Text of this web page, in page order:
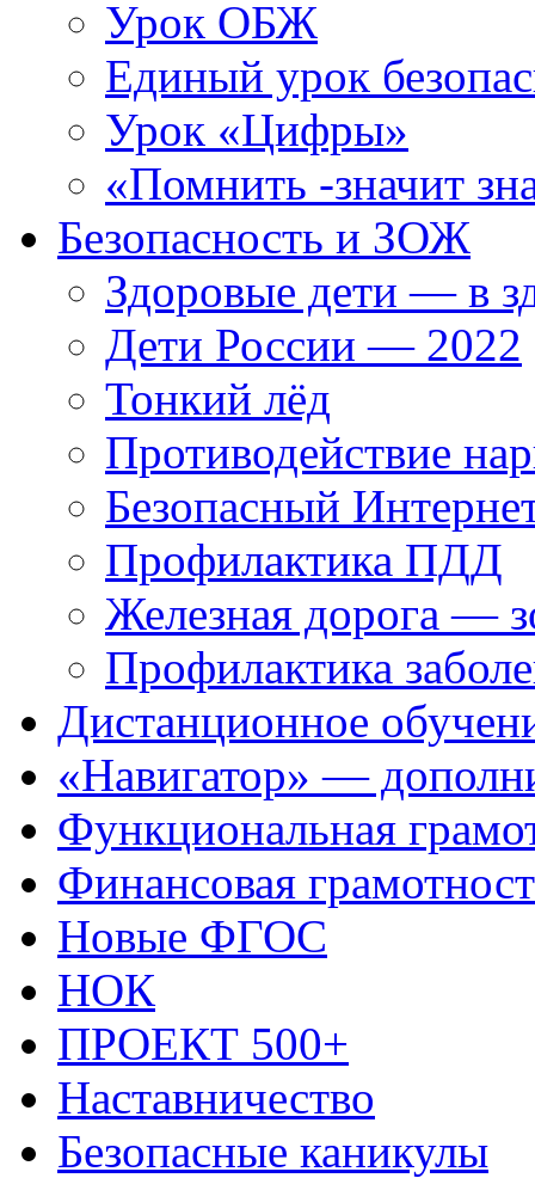
Урок ОБЖ
Единый урок
Урок «Цифры»
«Помнить -значит
Безопасность и ЗОЖ
Здоровые дети — в
Дети России — 2022
Тонкий лёд
Противодействие
Безопасный
Профилактика ПДД
Железная дорога —
Профилактика
Дистанционное
«Навигатор» —
Функциональная
Финансовая
Новые ФГОС
НОК
ПРОЕКТ 500+
Наставничество
Безопасные каникулы